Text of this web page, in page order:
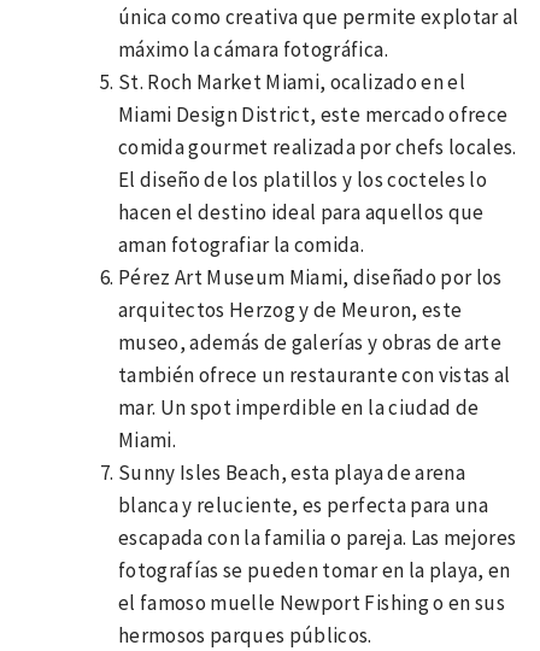
única como creativa que permite explotar al
máximo la cámara fotográfica.
St. Roch Market Miami, ocalizado en el
Miami Design District, este mercado ofrece
comida gourmet realizada por chefs locales.
El diseño de los platillos y los cocteles lo
hacen el destino ideal para aquellos que
aman fotografiar la comida.
Pérez Art Museum Miami, diseñado por los
arquitectos Herzog y de Meuron, este
museo, además de galerías y obras de arte
también ofrece un restaurante con vistas al
mar. Un spot imperdible en la ciudad de
Miami.
Sunny Isles Beach, esta playa de arena
blanca y reluciente, es perfecta para una
escapada con la familia o pareja. Las mejores
fotografías se pueden tomar en la playa, en
el famoso muelle Newport Fishing o en sus
hermosos parques públicos.